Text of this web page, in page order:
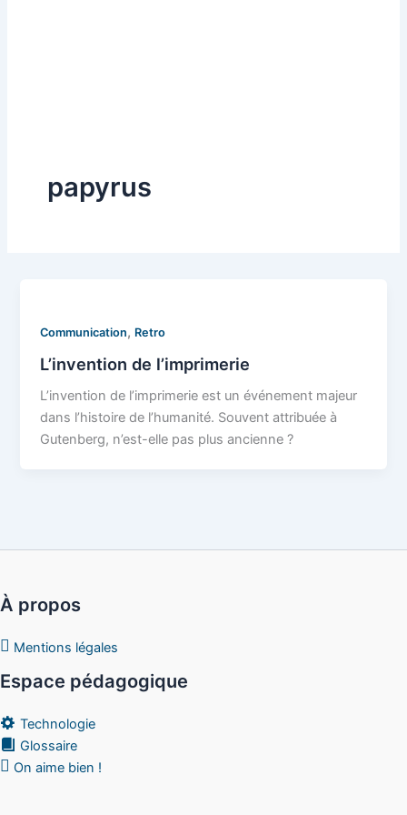
papyrus
Communication, Retro
L’invention de l’imprimerie
L’invention de l’imprimerie est un événement majeur
dans l’histoire de l’humanité. Souvent attribuée à
Gutenberg, n’est-elle pas plus ancienne ?
À propos
Mentions légales
Espace pédagogique
Technologie
Glossaire
On aime bien !